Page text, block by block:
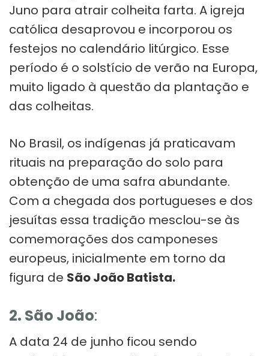
Juno para atrair colheita farta. A igreja
católica desaprovou e incorporou os
festejos no calendário litúrgico. Esse
período é o solstício de verão na Europa,
muito ligado à questão da plantação e
das colheitas.
No Brasil, os indígenas já praticavam
rituais na preparação do solo para
obtenção de uma safra abundante.
Com a chegada dos portugueses e dos
jesuítas essa tradição mesclou-se às
comemorações dos camponeses
europeus, inicialmente em torno da
figura de São João Batista.
2. São João:
A data 24 de junho ficou sendo